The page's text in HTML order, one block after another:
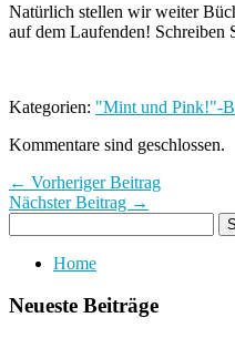
Natürlich stellen wirweiter
auf dem Laufenden! Schreiben
Kategorien: "Mint und Pink!"-
Kommentare sind geschlossen.
← Vorheriger Beitrag
Nächster Beitrag →
Home
Neueste Beiträge